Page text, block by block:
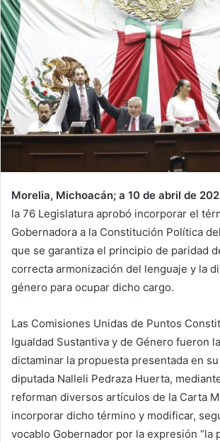
Morelia, Michoacán; a 10 de abril de
la 76 Legislatura aprobó incorporar el
Gobernadora a la Constitución Política
que se garantiza el principio de paridad
correcta armonización del lenguaje y la
género para ocupar dicho cargo.
Las Comisiones Unidas de Puntos
Igualdad Sustantiva y de Género fueron
dictaminar la propuesta presentada en
diputada Nalleli Pedraza Huerta,
reforman diversos artículos de la Carta
incorporar dicho término y modificar,
vocablo Gobernador por la expresión “la